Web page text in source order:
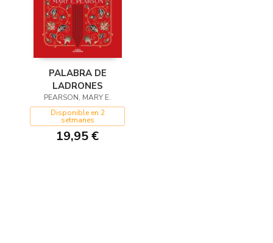
PALABRA DE
LADRONES
PEARSON, MARY E.
Disponible en 2
setmanes
19,95 €